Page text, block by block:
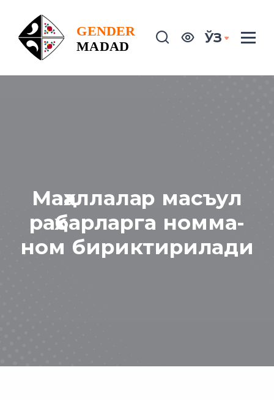
ЎЗ
Маҳаллалар масъул
раҳбарларга номма-
ном бириктирилади